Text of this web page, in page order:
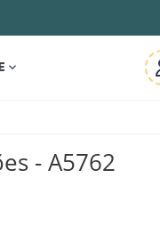

- A5762